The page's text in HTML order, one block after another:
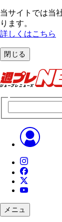
当サイトでは当
ります。
詳しくはこちら
閉じる
メニュ